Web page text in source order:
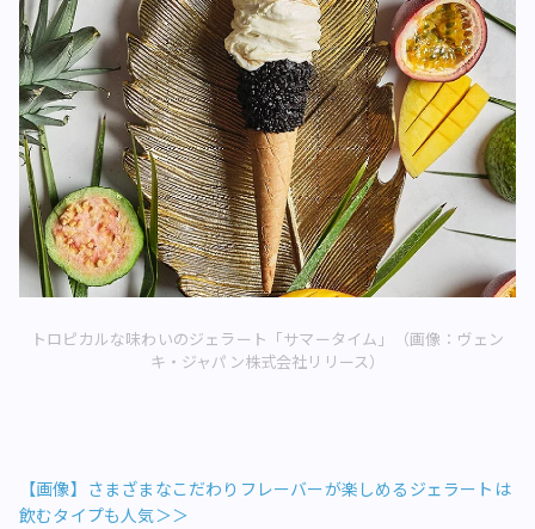
トロピカルな味わいのジェラート「サマータイム」（画像：ヴェン
キ・ジャパン株式会社リリース）
【画像】さまざまなこだわりフレーバーが楽しめるジェラートは
飲むタイプも人気＞＞